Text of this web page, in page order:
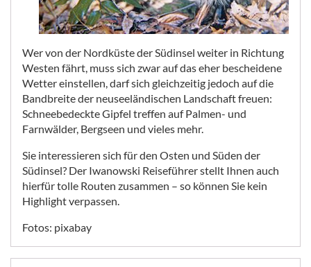
Wer von der Nordküste der Südinsel weiter in Richtung
Westen fährt, muss sich zwar auf das eher bescheidene
Wetter einstellen, darf sich gleichzeitig jedoch auf die
Bandbreite der neuseeländischen Landschaft freuen:
Schneebedeckte Gipfel treffen auf Palmen- und
Farnwälder, Bergseen und vieles mehr.
Sie interessieren sich für den Osten und Süden der
Südinsel? Der Iwanowski Reiseführer stellt Ihnen auch
hierfür tolle Routen zusammen – so können Sie kein
Highlight verpassen.
Fotos: pixabay